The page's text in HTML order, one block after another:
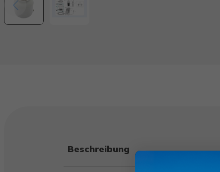
Beschreibung